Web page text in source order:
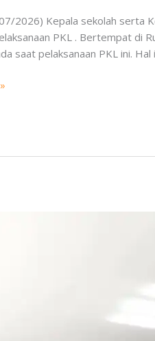
2026) Kepala sekolah serta
PKL . Bertempat di
saat pelaksanaan PKL ini.